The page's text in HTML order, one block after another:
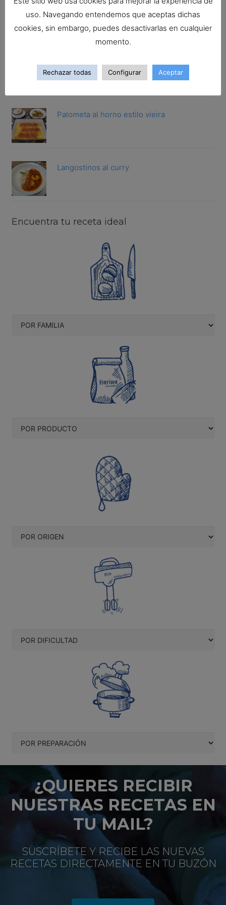
cualqu...
Palometa al horno estilo vieira
Langostinos al curry
Encuentra tu receta ideal
¿QUIERES RECIBIR
NUESTRAS RECETAS EN
TU MAIL?
SUSCRÍBETE Y RECIBE LAS NUEVAS
RECETAS DIRECTAMENTE EN TU BUZÓN
uso. Navegando entendemos que aceptas dichas
cookies, sin embargo, puedes desactivarlas en cualquier
momento.
Rechazar todas Configurar Aceptar